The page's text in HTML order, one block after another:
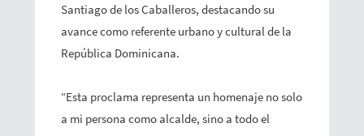
Santiago de los Caballeros, destacando su
avance como referente urbano y cultural de la
República Dominicana.
“Esta proclama representa un homenaje no solo
a mi persona como alcalde, sino a todo el